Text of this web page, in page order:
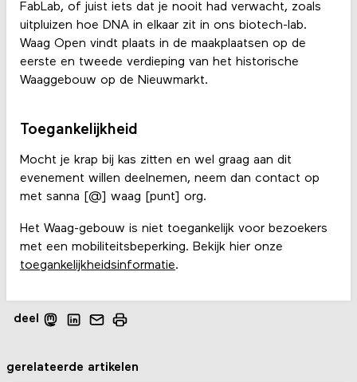
FabLab, of juist iets dat je nooit had verwacht, zoals
uitpluizen hoe DNA in elkaar zit in ons biotech-lab.
Waag Open vindt plaats in de maakplaatsen op de
eerste en tweede verdieping van het historische
Waaggebouw op de Nieuwmarkt.
Toegankelijkheid
Mocht je krap bij kas zitten en wel graag aan dit
evenement willen deelnemen, neem dan contact op
met sanna [@] waag [punt] org.
Het Waag-gebouw is niet toegankelijk voor bezoekers
met een mobiliteitsbeperking. Bekijk hier onze
toegankelijkheidsinformatie.
deel
gerelateerde artikelen